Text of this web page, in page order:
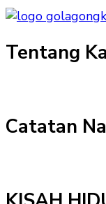
Tentang
Catatan